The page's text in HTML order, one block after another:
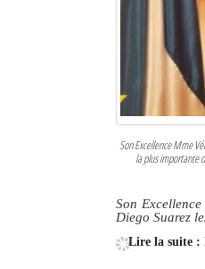
La Tribune de Diego en PDF
Son Excellence Mme
la plus importante
Son
Diego Suarez
Lire la suite :